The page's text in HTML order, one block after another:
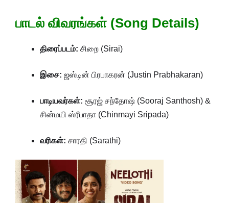
பாடல் விவரங்கள் (Song Details)
திரைப்படம்: சிறை (Sirai)
இசை: ஜஸ்டின் பிரபாகரன் (Justin Prabhakaran)
பாடியவர்கள்: சூரஜ் சந்தோஷ் (Sooraj Santhosh) &
சின்மயி ஸ்ரீபாதா (Chinmayi Sripada)
வரிகள்: சாரதி (Sarathi)